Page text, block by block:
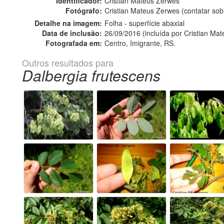
Fotógrafo: Cristian Mateus Zerwes (contatar
Detalhe na imagem: Folha - superfície abaxial
Data de inclusão: 26/09/2016 (incluída por Cristian
Fotografada em: Centro, Imigrante, RS.
Outros resultados para
Dalbergia frutescens